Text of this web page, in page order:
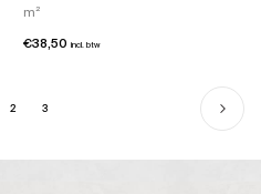
m²
€38,50 incl. btw
2 3